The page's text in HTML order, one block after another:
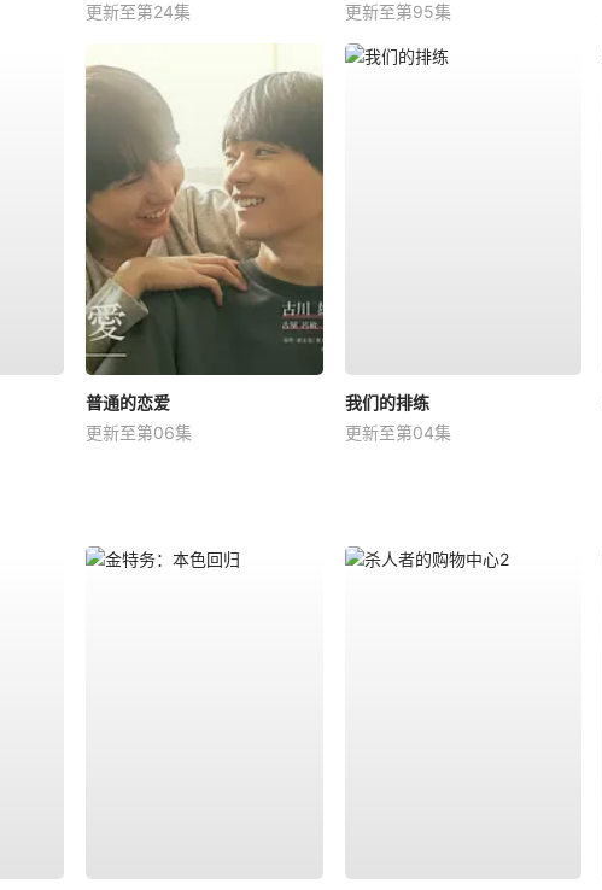
更新至第24集
更新至第95集
普通的恋爱
更新至第06集
我们的排练
更新至第04集